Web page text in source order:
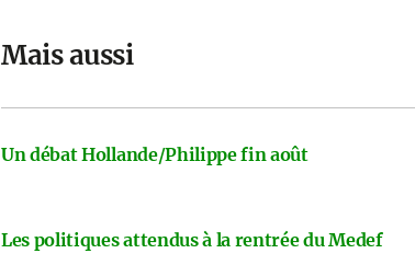
Mais aussi
Un débat Hollande/Philippe fin août
Les politiques attendus à la rentrée du Medef